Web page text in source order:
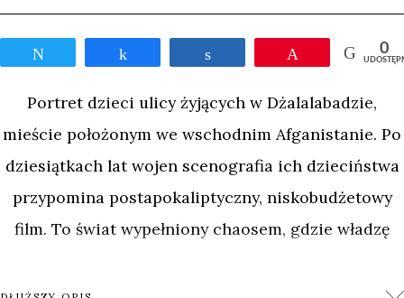
Przypnij 0
Portret dzieci ulicy żyjących w Dżalalabadzie,
mieście położonym we wschodnim Afganistanie. Po
dziesiątkach lat wojen scenografia ich dzieciństwa
przypomina postapokaliptyczny, niskobudżetowy
film. To świat wypełniony chaosem, gdzie władzę
Pełzający po ulicach żebrzący kalecy i park